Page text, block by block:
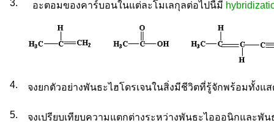
3. อะตอมของคาร์บอนในแต่ละโมเลกุลต่อไปนี้มี
4. จงยกตัวอย่างพันธะไฮโดรเจนในสิ่งมีชีวิตที่รู้จักพร้อมทั้งแส
5. จงเปรียบเทียบความแตกต่างระหว่างพันธะไอออนิกและพัน